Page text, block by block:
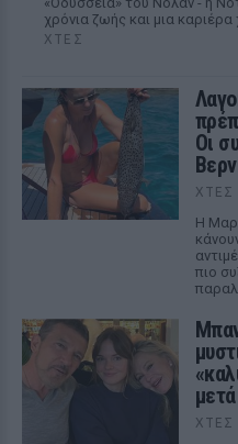
χρόνια ζωής και μια
ΧΤΕΣ
Οι
ΧΤΕΣ
Η
πιο
μετά
ΧΤΕΣ